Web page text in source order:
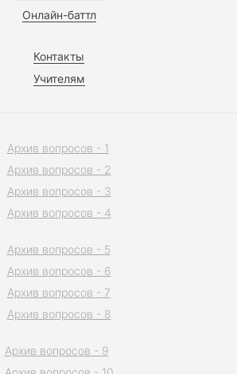
Онлайн-баттл
Контакты
Учителям
Архив вопросов - 1
Архив вопросов - 2
Архив вопросов - 3
Архив вопросов - 4
Архив вопросов - 5
Архив вопросов - 6
Архив вопросов - 7
Архив вопросов - 8
Архив вопросов - 9